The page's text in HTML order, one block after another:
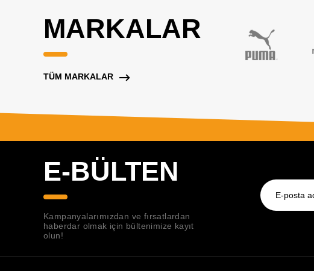
MARKALAR
TÜM MARKALAR
E-BÜLTEN
Kampanyalarımızdan ve fırsatlardan
haberdar olmak için bültenimize kayıt
olun!